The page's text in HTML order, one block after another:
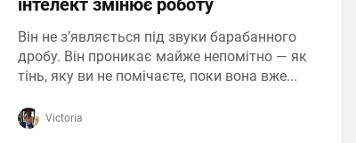
інтелект змінює роботу
Він не з’являється під звуки барабанного
дробу. Він проникає майже непомітно — як
тінь, яку ви не помічаєте, поки вона вже...
Victoria